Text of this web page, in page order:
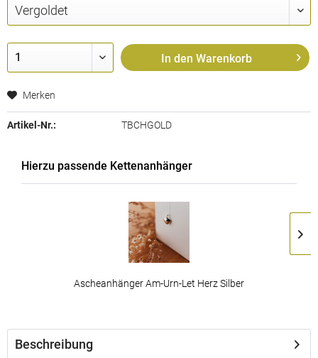
In den Warenkorb
Merken
Artikel-Nr.: TBCHGOLD
Hierzu passende Kettenanhänger
Ascheanhänger Am-Urn-Let Herz Silber
ab 129,00 € *
Beschreibung